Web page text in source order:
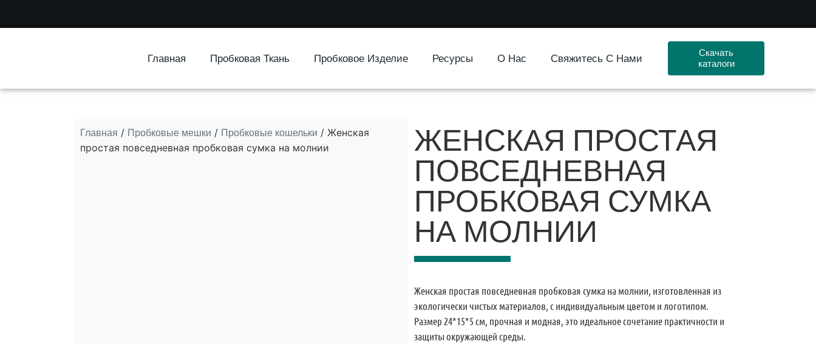
Главная Пробковая Ткань Пробковое Изделие Ресурсы О Нас Свяжитесь С Нами
Скачать
каталоги
Главная / Пробковые мешки / Пробковые кошельки / Женская
простая повседневная пробковая сумка на молнии
ЖЕНСКАЯ ПРОСТАЯ
ПОВСЕДНЕВНАЯ
ПРОБКОВАЯ СУМКА
НА МОЛНИИ
Женская простая повседневная пробковая сумка на молнии, изготовленная из
экологически чистых материалов, с индивидуальным цветом и логотипом.
Размер 24*15*5 см, прочная и модная, это идеальное сочетание практичности и
защиты окружающей среды.